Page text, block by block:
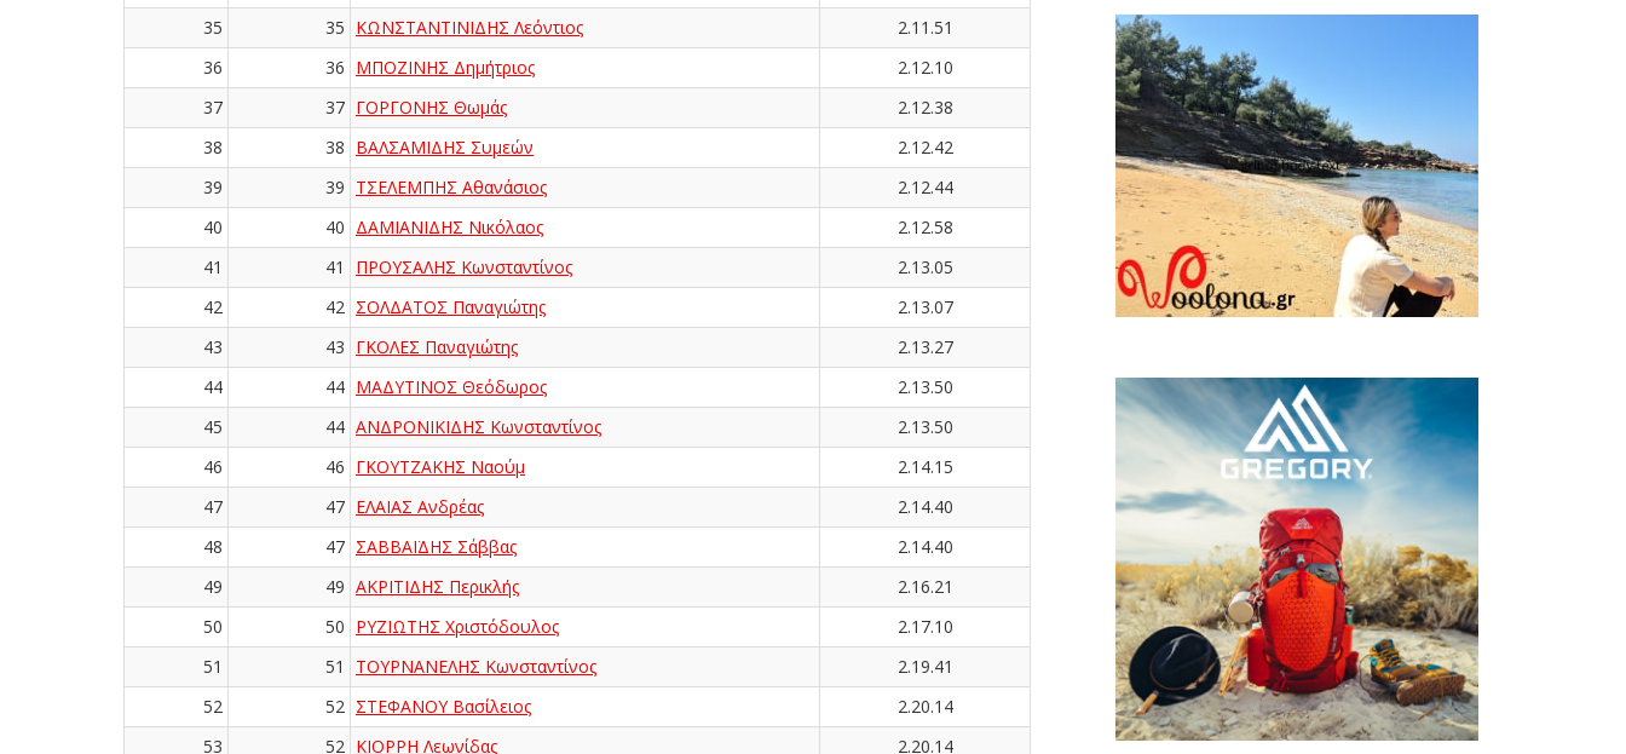
35
35 ΚΩΝΣΤΑΝΤΙΝΙΔΗΣ Λεόντιος
2.11.51
36
36 ΜΠΟΖΙΝΗΣ Δημήτριος
2.12.10
37
37 ΓΟΡΓΟΝΗΣ Θωμάς
2.12.38
38
38 ΒΑΛΣΑΜΙΔΗΣ Συμεών
2.12.42
39
39 ΤΣΕΛΕΜΠΗΣ Αθανάσιος
2.12.44
40
40 ΔΑΜΙΑΝΙΔΗΣ Νικόλαος
2.12.58
41
41 ΠΡΟΥΣΑΛΗΣ Κωνσταντίνος
2.13.05
42
42 ΣΟΛΔΑΤΟΣ Παναγιώτης
2.13.07
43
43 ΓΚΟΛΕΣ Παναγιώτης
2.13.27
44
44 ΜΑΔΥΤΙΝΟΣ Θεόδωρος
2.13.50
45
44 ΑΝΔΡΟΝΙΚΙΔΗΣ Κωνσταντίνος
2.13.50
46
46 ΓΚΟΥΤΖΑΚΗΣ Ναούμ
2.14.15
47
47 ΕΛΑΙΑΣ Ανδρέας
2.14.40
48
47 ΣΑΒΒΑΪΔΗΣ Σάββας
2.14.40
49
49 ΑΚΡΙΤΙΔΗΣ Περικλής
2.16.21
50
50 ΡΥΖΙΩΤΗΣ Χριστόδουλος
2.17.10
51
51 ΤΟΥΡΝΑΝΕΛΗΣ Κωνσταντίνος
2.19.41
52
52 ΣΤΕΦΑΝΟΥ Βασίλειος
2.20.14
53
52 ΚΙΟΡΡΗ Λεωνίδας
2.20.14